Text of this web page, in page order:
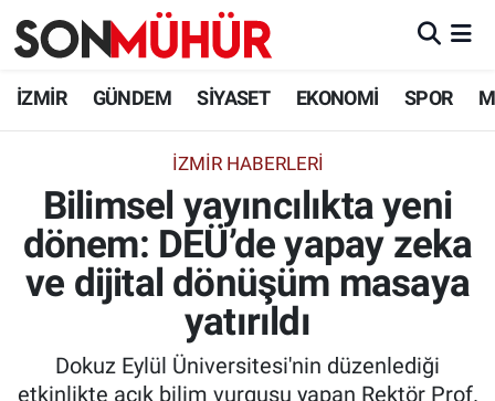
İZMİR GÜNDEM SİYASET EKONOMİ SPOR
İZMIR HABERLERI
Bilimsel yayıncılıkta yeni
dönem: DEÜ’de yapay zeka
ve dijital dönüşüm masaya
yatırıldı
Dokuz Eylül Üniversitesi'nin düzenlediği
etkinlikte açık bilim vurgusu yapan Rektör Prof.
İzmir Nöbetçi Eczaneler
İzmir Namaz Vakitleri
İzmir Trafik Yoğunluk Haritası
Süper Lig Puan Durumu ve Fikstür
Tüm Manşetler